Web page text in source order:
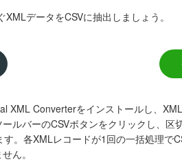
データをCSVに抽出しましょう。
XML Converterをインストールし、
ルバーのCSVボタンをクリックし、区
。各XMLレコードが1回の一括処理で
ん。